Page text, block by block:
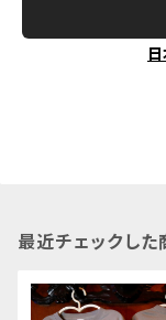
最近チェックした